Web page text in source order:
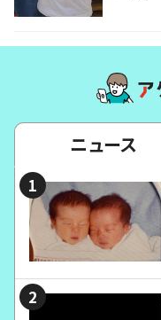
ニュース